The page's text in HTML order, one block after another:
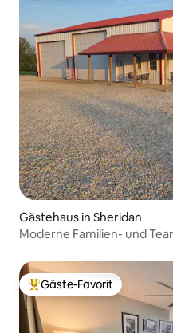
Gästehaus in Sheridan
Moderne Familien- und
Beliebter Gäste-Favorit.
Gäste-Favorit